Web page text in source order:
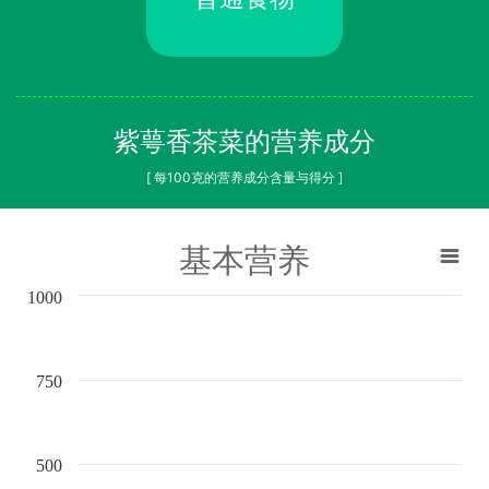
紫萼香茶菜的营养成分
[ 每100克的营养成分含量与得分 ]
基本营养
500
750
1000